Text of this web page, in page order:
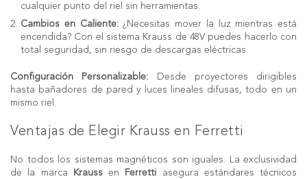
cualquier punto del riel sin herramientas.
Cambios en Caliente:¿Necesitas mover la luz mientras está
encendida? Con el sistema Krauss de 48V puedes hacerlo con
total seguridad, sin riesgo de descargas eléctricas.
Configuración Personalizable: Desde proyectores dirigibles
hasta bañadores de pared y luces lineales difusas, todo en un
mismo riel.
Ventajas de Elegir Krauss en Ferretti
No todos los sistemas magnéticos son iguales. La exclusividad
de la marca
Kraussen Ferretti asegura estándares técnicos